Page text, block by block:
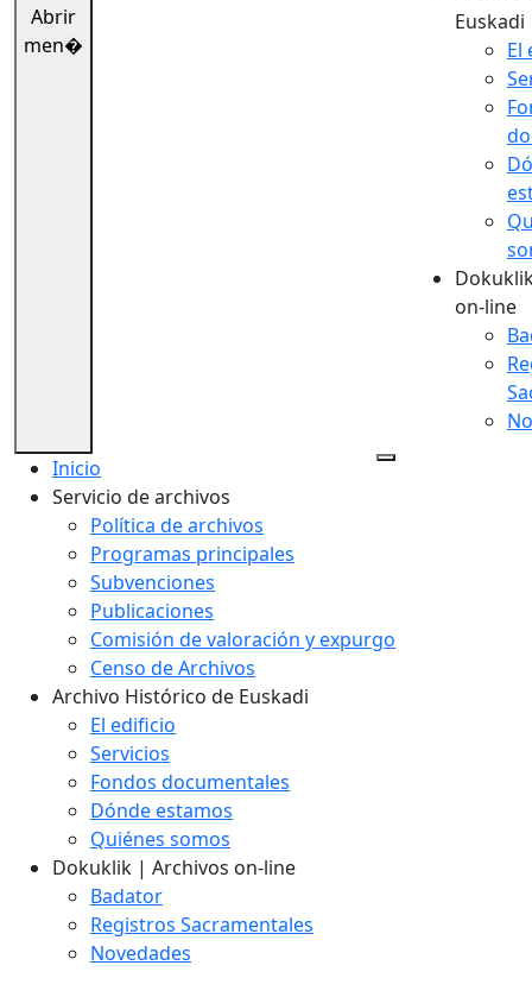
Abrir
men�
Euskadi
El
on-line
Inicio
Servicio de archivos
Política de archivos
Programas principales
Subvenciones
Publicaciones
Comisión de valoración y expurgo
Censo de Archivos
Archivo Histórico de Euskadi
El edificio
Servicios
Fondos documentales
Dónde estamos
Quiénes somos
Dokuklik | Archivos on-line
Badator
Registros Sacramentales
Novedades